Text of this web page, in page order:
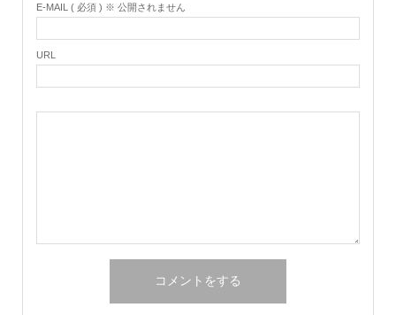
E-MAIL ( 必須 ) ※ 公開されません
URL